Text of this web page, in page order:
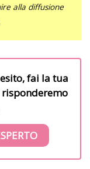
alla diffusione
fai la tua